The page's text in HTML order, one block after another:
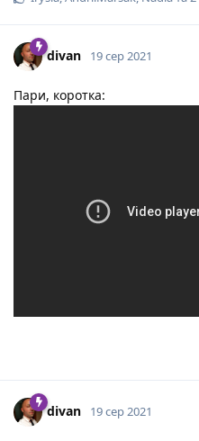
divan 19 сер 2021
Пари, коротка:
divan 19 сер 2021